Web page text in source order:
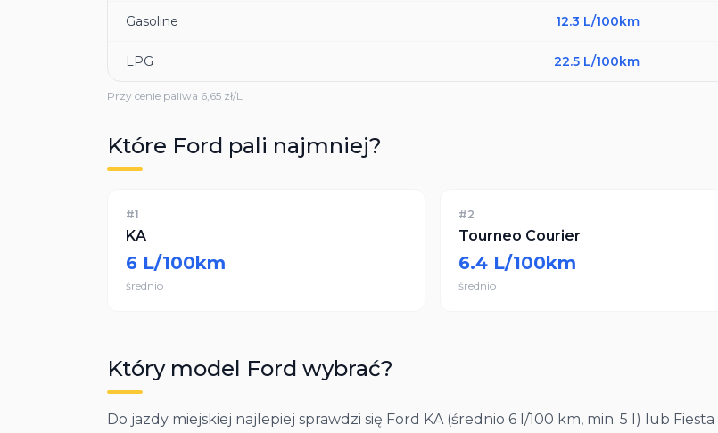
Gasoline 12.3 L/100km
LPG 22.5 L/100km
Przy cenie paliwa 6,65 zł/L
Które Ford pali najmniej?
#1
KA
6 L/100km
średnio
#2
Tourneo Courier
6.4 L/100km
średnio
Który model Ford wybrać?
Do jazdy miejskiej najlepiej sprawdzi się Ford KA (średnio 6 l/100 km, min. 5 l) lub